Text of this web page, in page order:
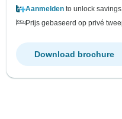
Aanmelden to unlock savings
Prijs gebaseerd op privé
Download brochure